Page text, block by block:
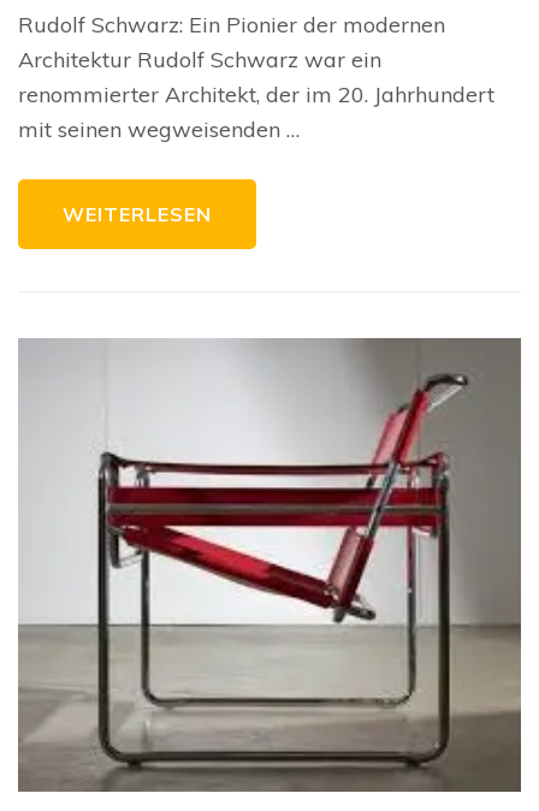
Meisterschaft
von
Schwarz
Rudolf Schwarz: Ein Pionier der modernen
Architektur Rudolf Schwarz war ein
renommierter Architekt, der im 20. Jahrhundert
mit seinen wegweisenden …
WEITERLESEN